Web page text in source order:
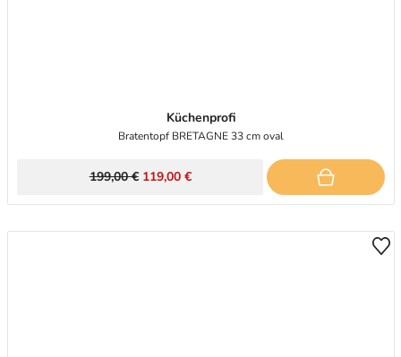
Küchenprofi
Bratentopf BRETAGNE 33 cm oval
199,00 € 119,00 €